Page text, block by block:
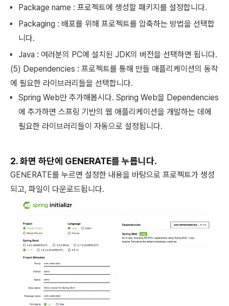
Package name : 프로젝트에 생성할 패키지를 설정합니다.
Packaging : 배포를 위해 프로젝트를 압축하는 방법을 선택합
니다.
Java : 여러분의 PC에 설치된 JDK의 버전을 선택하면 됩니다.
(5) Dependencies : 프로젝트를 통해 만들 애플리케이션의 동작
에 필요한 라이브러리들을 선택합니다.
Spring Web만 추가해봅시다. Spring Web을 Dependencies
에 추가하면 스프링 기반의 웹 애플리케이션을 개발하는 데에
필요한 라이브러리들이 자동으로 설정됩니다.
2. 화면 하단에 GENERATE를 누릅니다.
GENERATE를 누르면 설정한 내용을 바탕으로 프로젝트가 생성
되고, 파일이 다운로드됩니다.